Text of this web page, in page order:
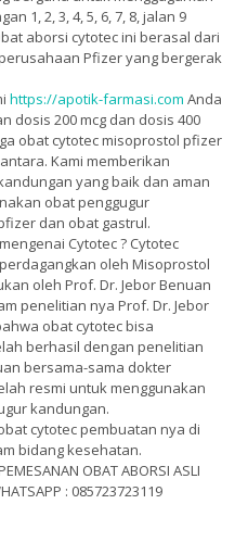
1, 2, 3, 4, 5, 6, 7, 8, jalan 9
aborsi cytotec ini berasal dari
Pfizer yang bergerak
https://apotik-farmasi.com Anda
dosis 200 mcg dan dosis 400
obat cytotec misoprostol pfizer
Kami memberikan
yang baik dan aman
obat penggugur
dan obat gastrul.
Cytotec ? Cytotec
oleh Misoprostol
oleh Prof. Dr. Jebor Benuan
penelitian nya Prof. Dr. Jebor
obat cytotec bisa
berhasil dengan penelitian
bersama-sama dokter
resmi untuk menggunakan
kandungan.
cytotec pembuatan nya di
bidang kesehatan.
OBAT ABORSI ASLI
: 085723723119